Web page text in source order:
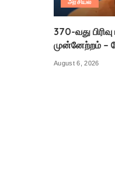
அரசியல்
370-வது
முன்னேற்றம் –
August 6, 2026